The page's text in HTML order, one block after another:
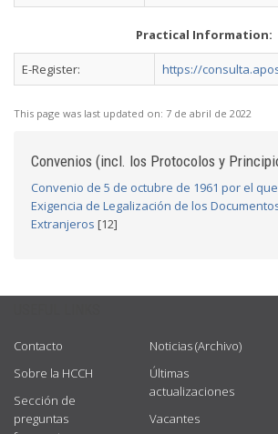
Practical Information:
E-Register: https://
This page was last updated on: 7 de abril de 2022
Convenios (incl. los Protocolos y
Convenio de 5 de octubre de 1961 por el
Exigencia de Legalización de los
Extranjeros [12]
Contacto
Sobre la HCCH
Sección de
preguntas
Noticias (Archivo)
Últimas
actualizaciones
Vacantes